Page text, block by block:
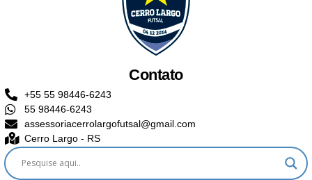
Contato
+55 55 98446-6243
55 98446-6243
assessoriacerrolargofutsal@gmail.com
Cerro Largo - RS